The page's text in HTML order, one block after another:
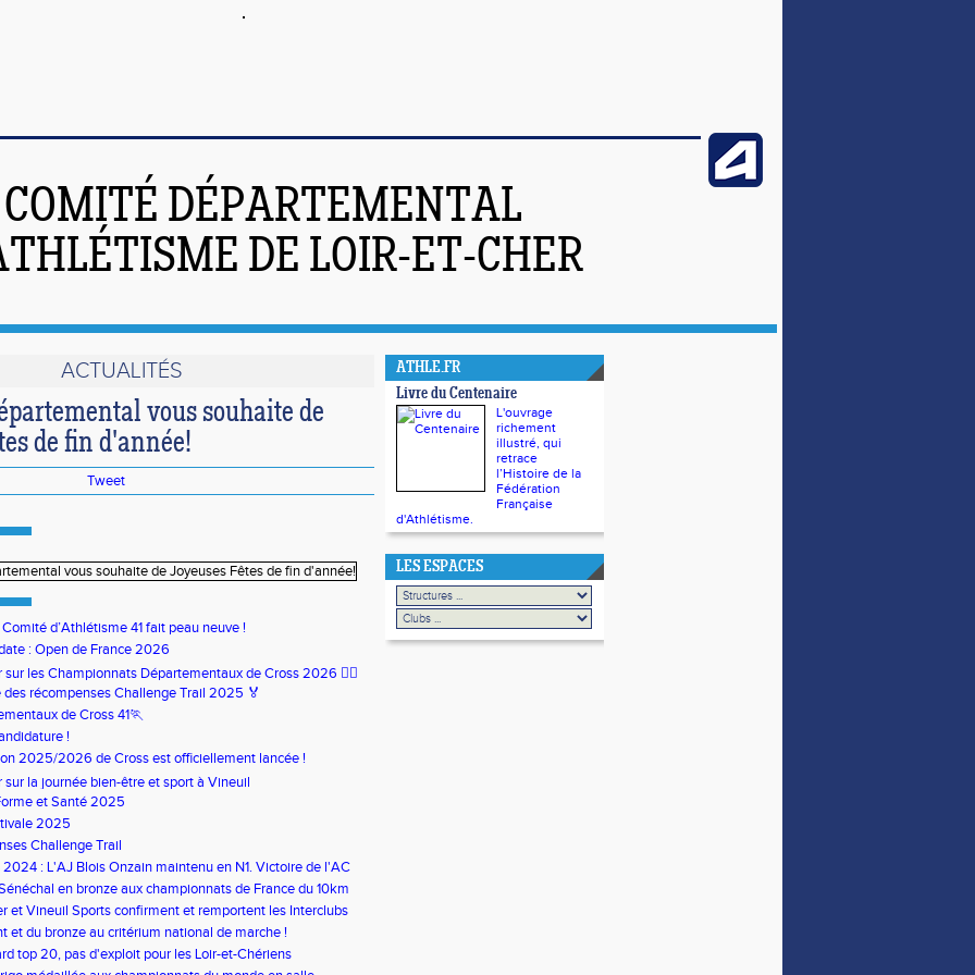
COMITÉ DÉPARTEMENTAL
DE LOIR-ET-CHER
ACTUALITÉS
vous souhaite de
de fin d'année!
Tweet
d’Athlétisme 41 fait peau neuve !
: Open de France 2026
sur les Championnats Départementaux de Cross 2026 🏃‍♀️
des récompenses Challenge Trail 2025 🏅
de Cross 41🏃
!
2025/2026 de Cross est officiellement lancée !
sur la journée bien-être et sport à Vineuil
et Santé 2025
2025
Challenge Trail
2024 : L'AJ Blois Onzain maintenu en N1. Victoire de l'AC
en N2Ben bronze aux championnats de France du 10km
et Vineuil Sports confirment et remportent les Interclubs
et du bronze au critérium national de marche !
top 20, pas d'exploit pour les Loir-et-Chériens
ATHLE.FR
Livre du Centenaire
L'ouvrage
richement
illustré, qui
retrace
l’Histoire de la
Fédération
Française
d'Athlétisme.
LES ESPACES